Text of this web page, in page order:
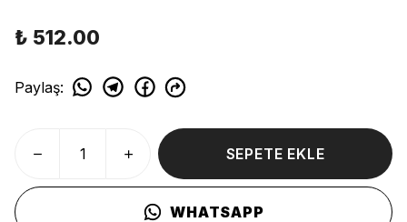
₺ 512.00
Paylaş:
SEPETE EKLE
WHATSAPP